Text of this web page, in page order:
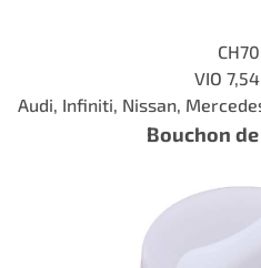
VIO
Audi, Infiniti, Nissan,
Bouchon